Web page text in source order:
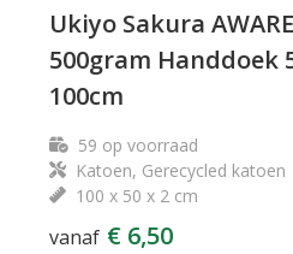
Ukiyo Sakura
500gram Handdoek
100cm
59 op voorraad
Katoen, Gerecycled katoen
100 x 50 x 2 cm
vanaf € 6,50